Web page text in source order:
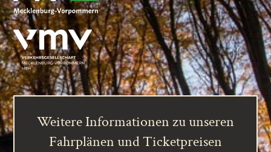
Weitere Informationen zu unseren
Fahrplänen und Ticketpreisen